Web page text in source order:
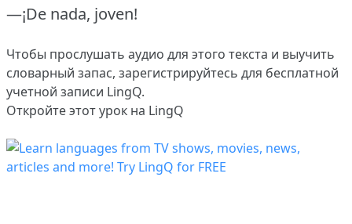
—¡De nada, joven!
Чтобы прослушать аудио для этого текста и выучить
словарный запас, зарегистрируйтесь для бесплатной
учетной записи LingQ.
Откройте этот урок на LingQ